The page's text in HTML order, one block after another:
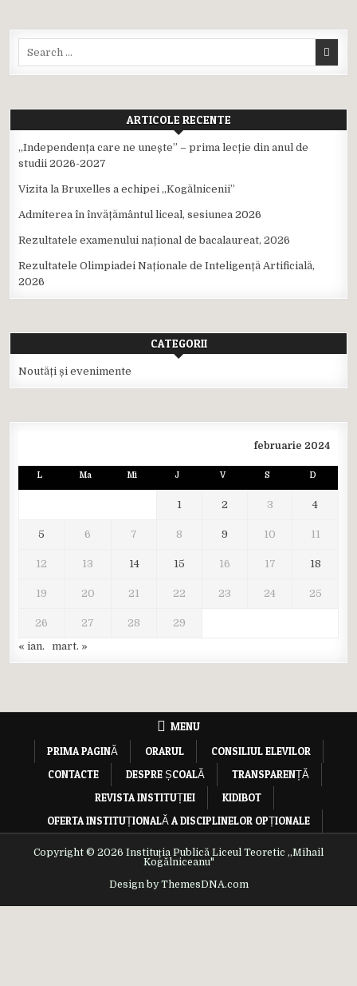
ARTICOLE RECENTE
,,Independența care ne unește” – prima lecție din anul de
studii 2026-2027
Vizita la Bruxelles a echipei ,,Kogălnicenii”
Admiterea în învățământul liceal, sesiunea 2026
Rezultatele examenului național de bacalaureat, 2026
Rezultatele Olimpiadei Naționale de Inteligență Artificială,
2026
CATEGORII
Noutăți și evenimente
februarie 2024
L Ma Mi J V S D
1 2 3 4
5 6 7 8 9 10 11
12 13 14 15 16 17 18
19 20 21 22 23 24 25
26 27 28
29
« ian.
mart. »
MENU
PRIMA PAGINĂ
ORARUL
CONSILIUL ELEVILOR
CONTACTE
DESPRE ȘCOALĂ
TRANSPARENȚĂ
REVISTA INSTITUȚIEI
KIDIBOT
OFERTA INSTITUȚIONALĂ A DISCIPLINELOR OPȚIONALE
Copyright © 2026 Instituția Publică Liceul Teoretic ,,Mihail
Kogălniceanu"
Design by ThemesDNA.com